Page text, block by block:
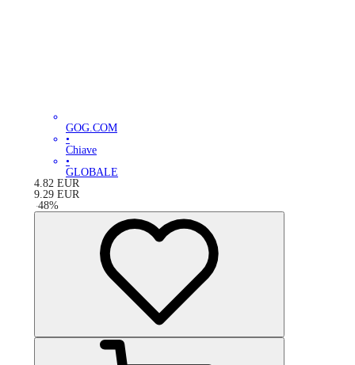
GOG.COM
•
Chiave
•
GLOBALE
4.82 EUR
9.29 EUR
-48%